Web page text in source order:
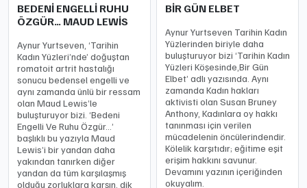
BEDENİ ENGELLİ RUHU
ÖZGÜR… MAUD LEWİS
Aynur Yurtseven, ‘Tarihin
Kadın Yüzleri’nde’ doğuştan
romatoit artrit hastalığı
sonucu bedensel engelli ve
aynı zamanda ünlü bir ressam
olan Maud Lewis’le
buluşturuyor bizi. ‘Bedeni
Engelli Ve Ruhu Özgür…’
başlıklı bu yazıyla Maud
Lewis’i bir yandan daha
yakından tanırken diğer
yandan da tüm karşılaşmış
olduğu zorluklara karşın, dik
BİR GÜN ELBET
Aynur Yurtseven Tarihin Kadın
Yüzlerinden biriyle daha
buluşturuyor bizi ‘Tarihin Kadın
Yüzleri Köşesinde,Bir Gün
Elbet’ adlı yazısında. Aynı
zamanda Kadın hakları
aktivisti olan Susan Bruney
Anthony, Kadınlara oy hakkı
tanınması için verilen
mücadelenin öncülerindendir.
Kölelik karşıtıdır; eğitime eşit
erişim hakkını savunur.
Devamını yazının içeriğinden
okuyalım.